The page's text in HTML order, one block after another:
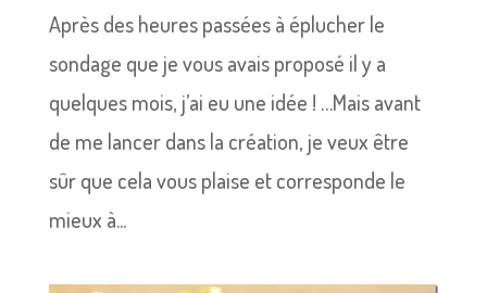
Après des heures passées à éplucher le
sondage que je vous avais proposé il y a
quelques mois, j’ai eu une idée ! …Mais avant
de me lancer dans la création, je veux être
sûr que cela vous plaise et corresponde le
mieux à...